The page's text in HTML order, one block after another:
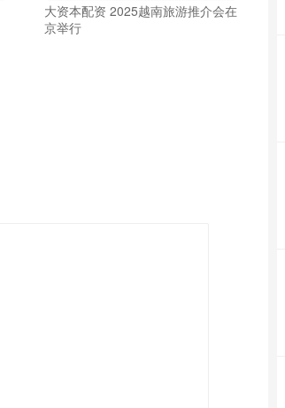
大资本配资 2025越南旅游推介会在
京举行